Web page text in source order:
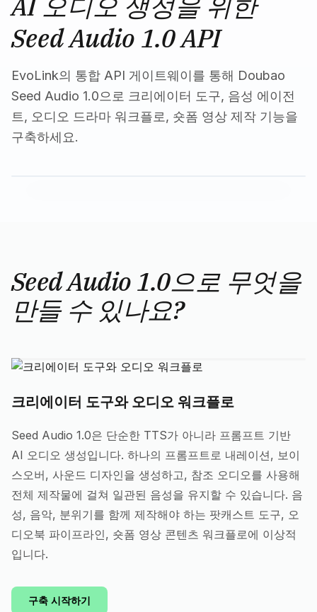
Seed Audio 1.0 API
EvoLink의 통합 API 게이트웨이를 통해 Doubao
Seed Audio 1.0으로 크리에이터 도구, 음성 에이전
트, 오디오 드라마 워크플로, 숏폼 영상 제작 기능을
구축하세요.
Seed Audio 1.0으로 무엇을
만들 수 있나요?
크리에이터 도구와 오디오 워크플로
Seed Audio 1.0은 단순한 TTS가 아니라 프롬프트 기반
AI 오디오 생성입니다. 하나의 프롬프트로 내레이션, 보이
스오버, 사운드 디자인을 생성하고, 참조 오디오를 사용해
전체 제작물에 걸쳐 일관된 음성을 유지할 수 있습니다. 음
성, 음악, 분위기를 함께 제작해야 하는 팟캐스트 도구, 오
디오북 파이프라인, 숏폼 영상 콘텐츠 워크플로에 이상적
입니다.
구축 시작하기